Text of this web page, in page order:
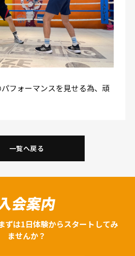
フォーマンスを見せる為、頑
一覧へ戻る
会案内
ずは1日体験からスタートしてみ
ませんか？